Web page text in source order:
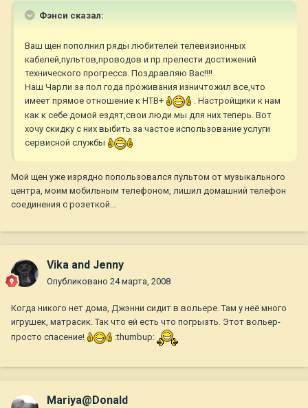
Фэнси сказал:
Ваш щен пополнил ряды любителей телевизионных
кабелей,пультов,проводов и пр.прелести достижений
технического прогресса. Поздравляю Вас!!!!
Наш Чарли за пол года проживания изничтожил все,что
имеет прямое отношение к НТВ+
. Настройщики к нам
как к себе домой ездят,свои люди мы для них теперь. Вот
хочу скидку с них выбить за частое использование услуги
сервисной службы
Мой щен уже изрядно попользовался пультом от музыкального
центра, моим мобильным телефоном, лишил домашний телефон
соединения с розеткой...
Vika and Jenny
Опубликовано 24 марта, 2008
Когда никого нет дома, Джэнни сидит в вольере. Там у неё много
игрушек, матрасик. Так что ей есть что погрызть. Этот вольер-
просто спасение!
:thumbup:
Mariya@Donald